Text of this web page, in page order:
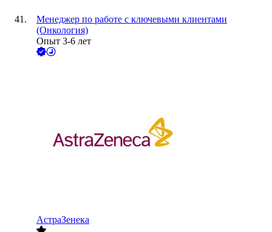
Менеджер по работе с ключевыми клиентами
(Онкология)
Опыт 3-6 лет
АстраЗенека